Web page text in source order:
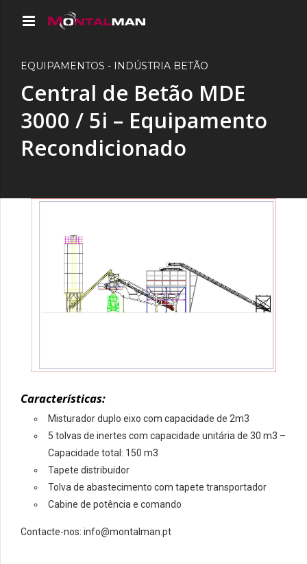
EQUIPAMENTOS - INDÚSTRIA BETÃO
Central de Betão MDE
3000 / 5i – Equipamento
Recondicionado
Características:
Misturador duplo eixo com capacidade de 2m3
5 tolvas de inertes com capacidade unitária de 30 m3 –
Capacidade total: 150 m3
Tapete distribuidor
Tolva de abastecimento com tapete transportador
Cabine de potência e comando
Contacte-nos: info@montalman.pt